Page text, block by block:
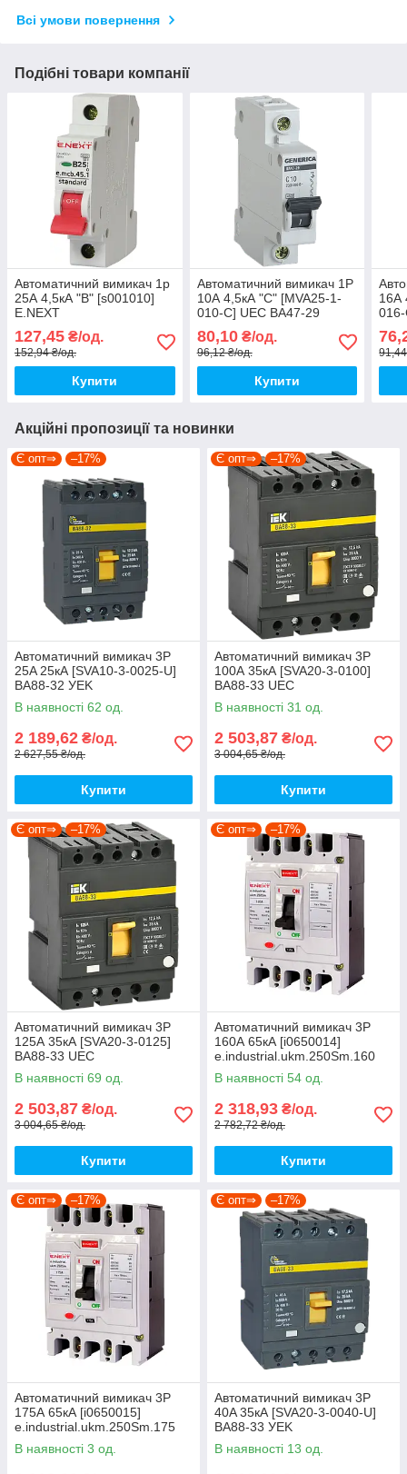
Всі умови повернення
Подібні товари компанії
Автоматичний вимикач 1р
25А 4,5кА "B" [s001010]
E.NEXT
127,45 ₴/од.
152,94 ₴/од.
Купити
Автоматичний вимикач 1Р
10А 4,5кА "С" [MVA25-1-
010-C] UEC ВА47-29
80,10₴/од.
96,12 ₴/од.
Купити
16А
Акційні пропозиції та новинки
Є опт⇒ –17%
Автоматичний вимикач 3P
25A 25кА [SVA10-3-0025-U]
ВА88-32 УEK
В наявності 62 од.
2 189,62 ₴/од.
2 627,55 ₴/од.
Купити
Є опт⇒ –17%
Автоматичний вимикач 3Р
100А 35кА [SVA20-3-0100]
ВА88-33 UEC
В наявності 31 од.
2 503,87 ₴/од.
3 004,65 ₴/од.
Купити
Є опт⇒ –17%
Автоматичний вимикач 3Р
125А 35кА [SVA20-3-0125]
ВА88-33 UEC
В наявності 69 од.
2 503,87 ₴/од.
3 004,65 ₴/од.
Купити
Є опт⇒ –17%
Автоматичний вимикач 3Р
160А 65кА [i0650014]
e.industrial.ukm.250Sm.160
E.NEXT
В наявності 54 од.
2 318,93 ₴/од.
2 782,72 ₴/од.
Купити
Є опт⇒ –17%
Автоматичний вимикач 3Р
175А 65кА [i0650015]
e.industrial.ukm.250Sm.175
E.NEXT
В наявності 3 од.
Є опт⇒ –17%
Автоматичний вимикач 3P
40A 35кА [SVA20-3-0040-U]
ВА88-33 УEK
В наявності 13 од.